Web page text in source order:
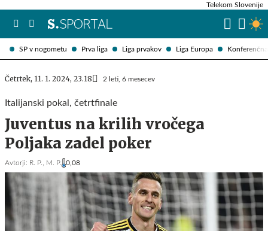
SP v nogometu Prva liga Liga prvakov Liga Europa
Telekom Slovenije
Četrtek, 11. 1. 2024, 23.18 2 leti, 6 mesecev
Italijanski pokal, četrtfinale
Juventus na krilih vročega
Poljaka zadel poker
Avtorji: R. P., M. P. 0,08